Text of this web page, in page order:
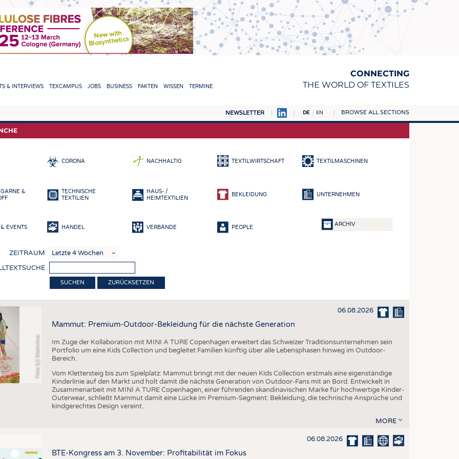
CONNECTING
THE WORLD OF TEXTILES
& INTERVIEWS TEXCAMPUS JOBS BUSINESS FAKTEN WISSEN TERMINE
NEWSLETTER DE EN BROWSE ALL SECTIONS
TEXTILE LEADERSHIP FASERN
GEWEBE
VLIESSTOFFE
NACHHALTIGKEIT
KREISLAUFWIRTSCHAFT
SMART TEXTILES
MEDIZIN
CORONA NACHHALTIG TEXTILWIRTSCHAFT TEXTILMASCHINEN
&
TECHNISCHE
TEXTILIEN
HAUS- /
HEIMTEXTILIEN
BEKLEIDUNG UNTERNEHMEN
EVENTS HANDEL VERBÄNDE PEOPLE ARCHIV
ZEITRAUM
ZURÜCKSETZEN
Foto (c) Mammut
06.08.2026
Mammut: Premium-Outdoor-Bekleidung für die nächste Generation
Im Zuge der Kollaboration mit MINI A TURE Copenhagen erweitert das Schweizer Traditionsunternehmen sein
Portfolio um eine Kids Collection und begleitet Familien künftig über alle Lebensphasen hinweg im Outdoor-
Bereich.
Vom Klettersteig bis zum Spielplatz: Mammut bringt mit der neuen Kids Collection erstmals eine eigenständige
Kinderlinie auf den Markt und holt damit die nächste Generation von Outdoor-Fans mit an Bord. Entwickelt in
Zusammenarbeit mit MINI A TURE Copenhagen, einer führenden skandinavischen Marke für hochwertige Kinder-
Outerwear, schließt Mammut damit eine Lücke im Premium-Segment: Bekleidung, die technische Ansprüche und
kindgerechtes Design vereint.
MORE
06.08.2026
BTE-Kongress am 3. November: Profitabilität im Fokus